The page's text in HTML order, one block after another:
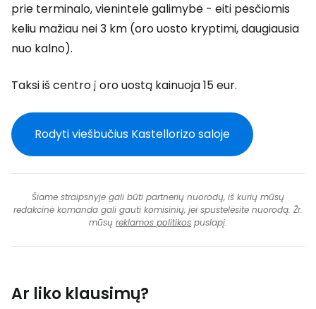
prie terminalo, vienintelė galimybė - eiti pėsčiomis
keliu mažiau nei 3 km (oro uosto kryptimi, daugiausia
nuo kalno).
Taksi iš centro į oro uostą kainuoja 15 eur.
Rodyti viešbučius Kastellorizo saloje
Šiame straipsnyje gali būti partnerių nuorodų, iš kurių mūsų
redakcinė komanda gali gauti komisinių, jei spustelėsite nuorodą. Žr.
mūsų reklamos politikos puslapį.
Ar liko klausimų?